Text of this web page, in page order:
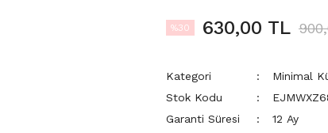
%30 630,00 TL
Kategori Minimal
Stok Kodu
Garanti Süresi
12 Ay